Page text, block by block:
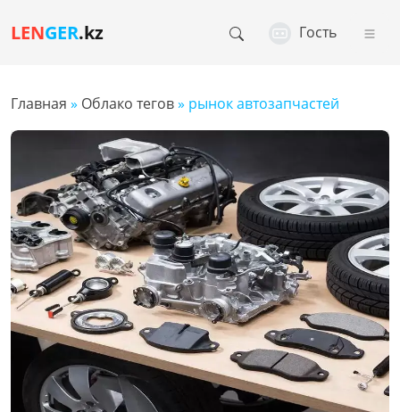
LENGER.kz Гость
Главная » Облако тегов» рынок автозапчастей